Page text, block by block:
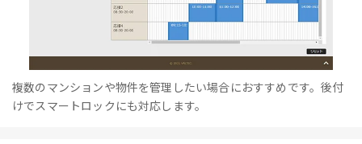
複数のマンションや物件を管理したい場合におすすめです。後付
けでスマートロックにも対応します。